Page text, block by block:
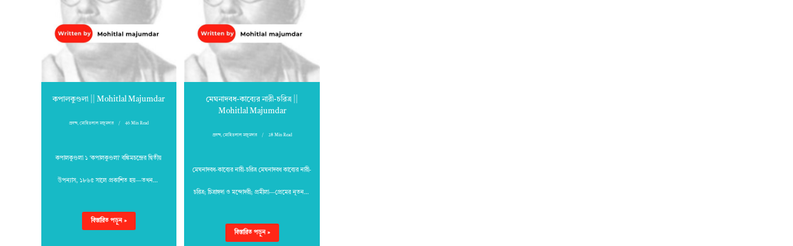
কপালকুণ্ডলা || Mohitlal Majumdar
প্রবন্দ, মোহিতলাল মজুমদার 46 Min Read
কপালকুণ্ডলা ১ ‘কপালকুণ্ডলা’ বঙ্কিমচন্দ্রের দ্বিতীয়
উপন্যাস, ১৮৬৫ সালে প্রকাশিত হয়—তখন…
বিস্তারিত পড়ুন »
মেঘনাদবধ-কাব্যের নারী-চরিত্র ||
Mohitlal Majumdar
প্রবন্দ, মোহিতলাল মজুমদার 28 Min Read
মেঘনাদবধ-কাব্যের নারী-চরিত্র মেঘনাদবধ কাব্যের নারী-
চরিত্র; চিত্রাঙ্গদা ও মন্দোদরী; প্রমীলা—প্রেমের নূতন…
বিস্তারিত পড়ুন »